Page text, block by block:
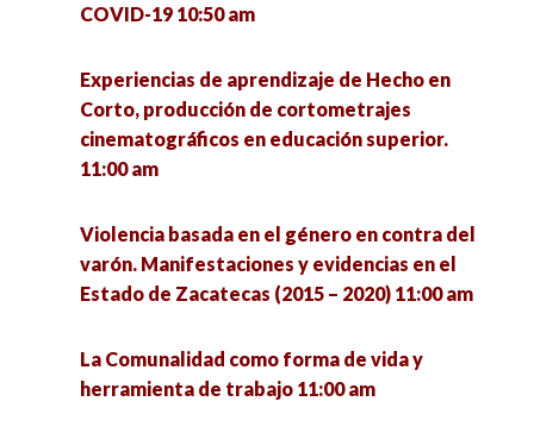
defensa de la vida de la Comunidad Ecológica
Jardines de la Mintsita 4:30 pm
Repercusiones en el Marco Normativo y la
COVID-19 5:00 pm
Feminismos socioambientales perspectivas y
El derecho a la Inclusión Educativa de las y los
mental en el contexto universitario. Experiencia
Liderazgo 360°, un Liderazgo sin Cargo 11:00 am
implementación y evaluación de la intervención
social 11:00 am
COVID-19 10:50 am
Experiencias de aprendizaje de Hecho en
Corto, producción de cortometrajes
cinematográficos en educación superior.
11:00 am
Violencia basada en el género en contra del
varón. Manifestaciones y evidencias en el
Estado de Zacatecas (2015 – 2020) 11:00 am
La Comunalidad como forma de vida y
herramienta de trabajo 11:00 am